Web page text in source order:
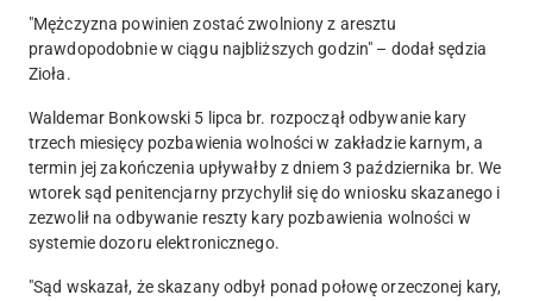
"Mężczyzna powinien zostać zwolniony z aresztu
prawdopodobnie w ciągu najbliższych godzin" – dodał sędzia
Zioła.
Waldemar Bonkowski 5 lipca br. rozpoczął odbywanie kary
trzech miesięcy pozbawienia wolności w zakładzie karnym, a
termin jej zakończenia upływałby z dniem 3 października br. We
wtorek sąd penitencjarny przychylił się do wniosku skazanego i
zezwolił na odbywanie reszty kary pozbawienia wolności w
systemie dozoru elektronicznego.
"Sąd wskazał, że skazany odbył ponad połowę orzeczonej kary,